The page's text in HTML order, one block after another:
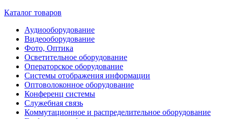
Каталог товаров
Аудиооборудование
Видеооборудование
Фото, Оптика
Осветительное оборудование
Операторское оборудование
Системы отображения информации
Оптоволоконное оборудование
Конференц системы
Служебная связь
Коммутационное и распределительное оборудование